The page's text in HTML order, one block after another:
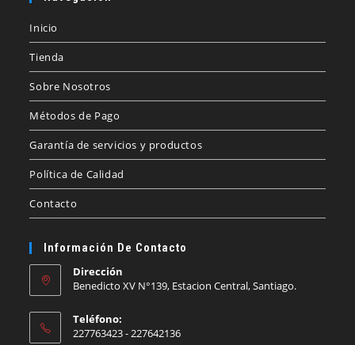
Inicio
Tienda
Sobre Nosotros
Métodos de Pago
Garantía de servicios y productos
Política de Calidad
Contacto
Información De Contacto
Dirección
Benedicto XV N°139, Estacion Central, Santiago.
Teléfono:
227763423 - 227642136